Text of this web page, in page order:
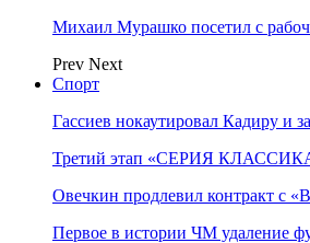
Михаил Мурашко посетил с
Prev Next
Спорт
Гассиев нокаутировал Кадиру и
Третий этап «СЕРИЯ КЛАССИКА
Овечкин продлевил контракт с
Первое в истории ЧМ удаление